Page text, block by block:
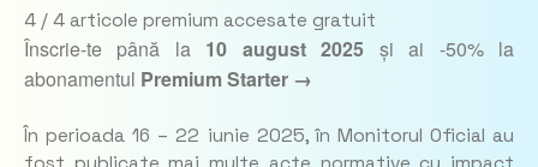
4 / 4 articole premium accesate gratuit
Înscrie-te până la 10 august 2025 și ai -50% la
abonamentul Premium Starter →
În perioada 16 – 22 iunie 2025, în Monitorul Oficial au